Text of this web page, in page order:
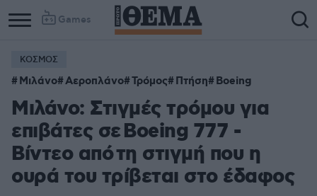
Games
ΚΟΣΜΟΣ
Μιλάνο Αεροπλάνο Τρόμος Πτήση Boeing
Μιλάνο: Στιγμές τρόμου για
επιβάτες σε Boeing 777 -
Βίντεο από τη στιγμή που η
ουρά του τρίβεται στο έδαφος